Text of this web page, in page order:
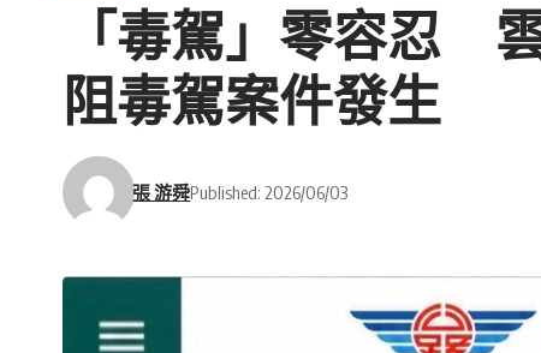
「毒駕」零容忍
阻毒駕案件發生
張 游舜Published: 2026/06/03